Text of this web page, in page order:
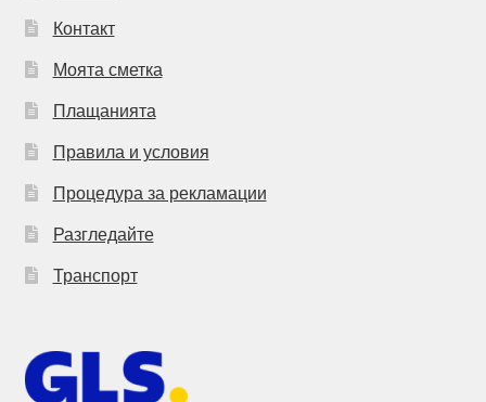
Контакт
Моята сметка
Плащанията
Правила и условия
Процедура за рекламации
Разгледайте
Транспорт